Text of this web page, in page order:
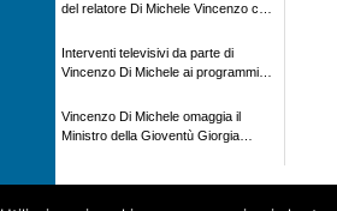
del relatore Di Michele Vincenzo con
impatto ambientale e problematiche
sui veicoli storici e trattori d’epoca
Interventi televisivi da parte di
Vincenzo Di Michele ai programmi
rivisitazione della storia
Vincenzo Di Michele omaggia il
Ministro della Gioventù Giorgia